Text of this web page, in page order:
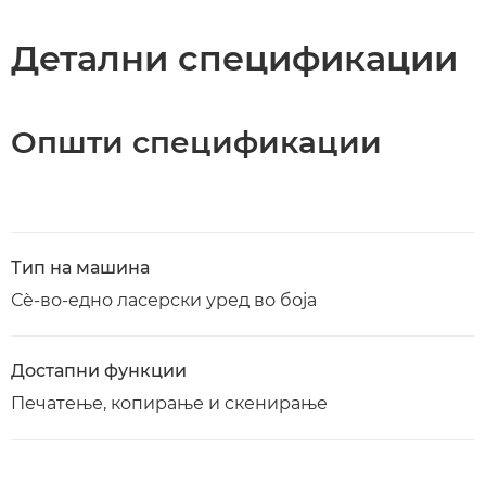
Детални спецификации
Општи спецификации
Тип на машина
Сè-во-едно ласерски уред во боја
Достапни функции
Печатење, копирање и скенирање